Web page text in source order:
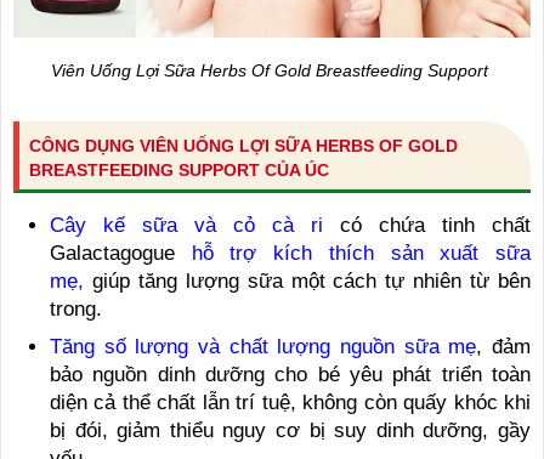
Viên Uống Lợi Sữa Herbs Of Gold Breastfeeding Support
CÔNG DỤNG VIÊN UỐNG LỢI SỮA HERBS OF GOLD
BREASTFEEDING SUPPORT CỦA ÚC
Cây kế sữa và cỏ cà ri có chứa tinh chất
Galactagogue
hỗ trợ kích thích sản xuất sữa
mẹ, giúp tăng lượng sữa một cách tự nhiên từ bên
trong.
Tăng số lượng và chất lượng nguồn sữa mẹ, đảm
bảo nguồn dinh dưỡng cho bé yêu phát triển toàn
diện cả thể chất lẫn trí tuệ, không còn quấy khóc khi
bị đói, giảm thiểu nguy cơ bị suy dinh dưỡng, gầy